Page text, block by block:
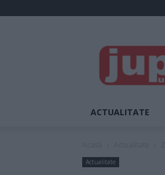
ACTUALITATE
Actualitate